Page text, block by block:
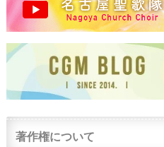
著作権について